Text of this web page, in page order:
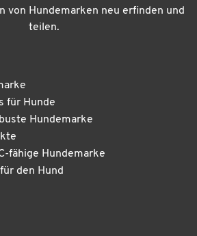
meinen Hund: Leitfaden für einen
von Hundemarken neu erfinden und
teilen.
für Hunde
Hundemarke
fähige Hundemarke
den Hund